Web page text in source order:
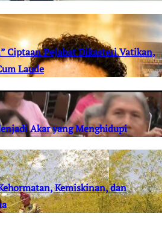
Ciptaan Pejabat Dikasteri Vatikan,
Laude
Akar yang Menghidupi
Kemiskinan, dan